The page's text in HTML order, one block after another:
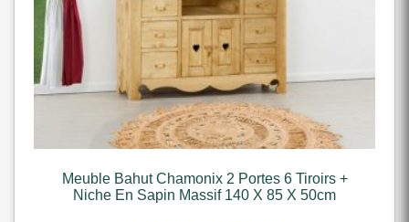
Meuble Bahut Chamonix 2 Portes 6 Tiroirs +
Niche En Sapin Massif 140 X 85 X 50cm